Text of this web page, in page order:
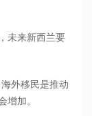
未来新西兰要
外移民是推动
增加。